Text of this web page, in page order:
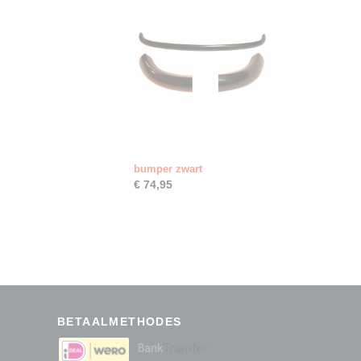
bumper zwart
€ 74,95
BETAALMETHODES